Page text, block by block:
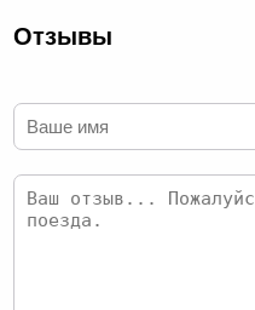
Отзывы